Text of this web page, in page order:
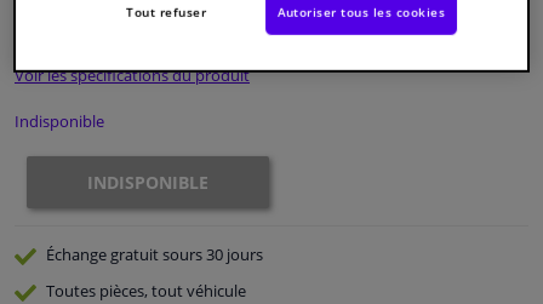
Nettoyage & protection
Atelier & outils
Promotions et réductions
Capteurs & électronique
TTC
Voir les spécifications du produit
Indisponible
INDISPONIBLE
Échange gratuitsours 30 jours
Toutes pièces, tout véhicule
Tout refuser Autoriser tous les cookies